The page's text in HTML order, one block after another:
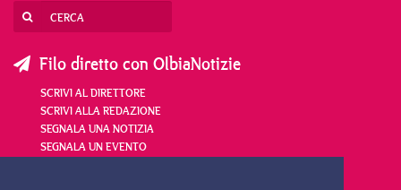
Filo diretto con OlbiaNotizie
SCRIVI AL DIRETTORE
SCRIVI ALLA REDAZIONE
SEGNALA UNA NOTIZIA
SEGNALA UN EVENTO